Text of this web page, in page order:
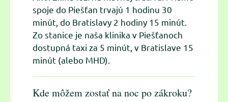
spoje do Piešťan trvajú 1 hodinu 30
minút, do Bratislavy 2 hodiny 15 minút.
Zo stanice je naša klinika v Piešťanoch
dostupná taxi za 5 minút, v Bratislave 15
minút (alebo MHD).
Kde môžem zostať na noc po zákroku?